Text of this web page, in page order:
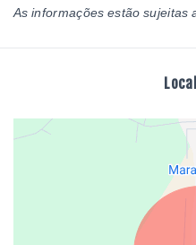
As informações estão sujeitas